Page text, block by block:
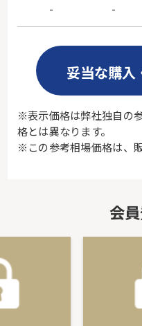
- -
妥当な購入
※表示価格は弊社独自の
格とは異なります。
※この参考相場価格は、
会